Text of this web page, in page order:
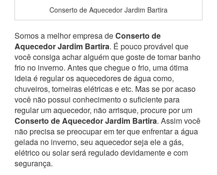
Conserto de Aquecedor Jardim Bartira
Somos a melhor empresa deConserto de
Aquecedor Jardim Bartira. É pouco provável que
você consiga achar alguém que goste de tomar banho
frio no inverno. Antes que chegue o frio, uma ótima
ideia é regular os aquecedores de água como,
chuveiros, torneiras elétricas e etc. Mas se por acaso
você não possui conhecimento o suficiente para
regular um aquecedor, não arrisque, procure por um
Conserto de Aquecedor Jardim Bartira. Assim você
não precisa se preocupar em ter que enfrentar a água
gelada no inverno, seu aquecedor seja ele a gás,
elétrico ou solar será regulado devidamente e com
segurança.